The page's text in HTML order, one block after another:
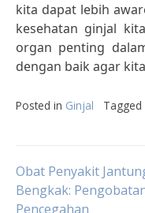
kita dapat lebih
kesehatan ginjal
organ penting
dengan baik agar
Posted in Ginjal Tagged
Post
Obat Penyakit
Bengkak:
Pencegahan